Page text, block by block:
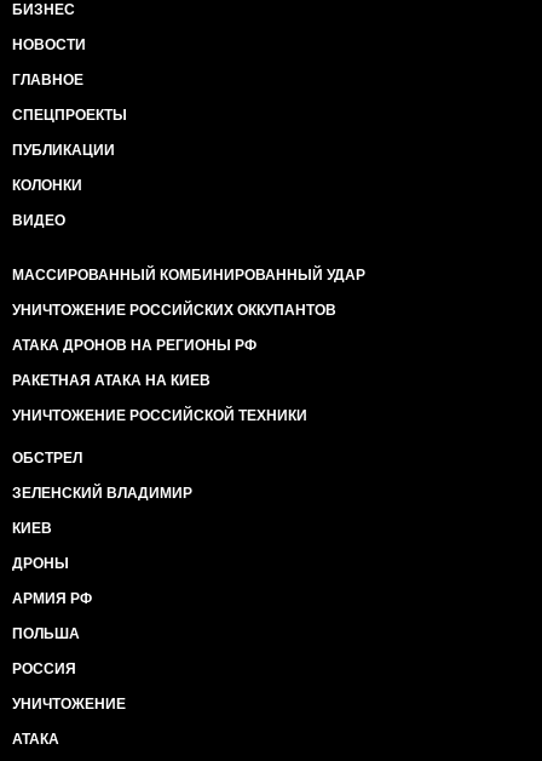
БИЗНЕС
НОВОСТИ
ГЛАВНОЕ
СПЕЦПРОЕКТЫ
ПУБЛИКАЦИИ
КОЛОНКИ
ВИДЕО
МАССИРОВАННЫЙ КОМБИНИРОВАННЫЙ УДАР
УНИЧТОЖЕНИЕ РОССИЙСКИХ ОККУПАНТОВ
АТАКА ДРОНОВ НА РЕГИОНЫ РФ
РАКЕТНАЯ АТАКА НА КИЕВ
УНИЧТОЖЕНИЕ РОССИЙСКОЙ ТЕХНИКИ
ОБСТРЕЛ
ЗЕЛЕНСКИЙ ВЛАДИМИР
КИЕВ
ДРОНЫ
АРМИЯ РФ
ПОЛЬША
РОССИЯ
УНИЧТОЖЕНИЕ
АТАКА